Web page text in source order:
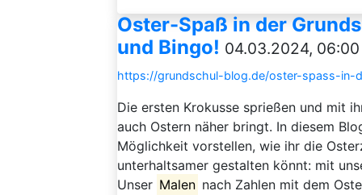
Oster-Spaß in der
und Bingo! 04.03.2024,
https://grundschul-blog.de/oster-spass-in-
Die ersten Krokusse sprießen und mit
auch Ostern näher bringt. In diesem
Möglichkeit vorstellen, wie ihr die
unterhaltsamer gestalten könnt: mit
Unser Malen nach Zahlen mit dem